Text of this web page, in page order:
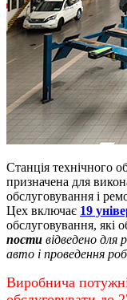
Станція технічного
призначена для
обслуговування і
Цех включає 19
обслуговування, які
пости відведено для
авто і проведення
Виробнича